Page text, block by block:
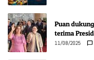
Puan
terima
11/08/2025